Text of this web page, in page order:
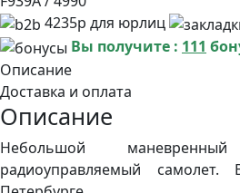
4235р для юрлиц
Вы получите : 111
Описание
Доставка и оплата
Описание
Небольшой маневренный
радиоуправляемый